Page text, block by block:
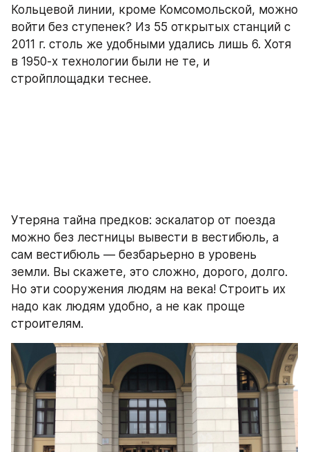
Кольцевой линии, кроме Комсомольской, можно
войти без ступенек? Из 55 открытых станций с
2011 г. столь же удобными удались лишь 6. Хотя
в 1950-х технологии были не те, и
стройплощадки теснее.
Утеряна тайна предков: эскалатор от поезда
можно без лестницы вывести в вестибюль, а
сам вестибюль — безбарьерно в уровень
земли. Вы скажете, это сложно, дорого, долго.
Но эти сооружения людям на века! Строить их
надо как людям удобно, а не как проще
строителям.